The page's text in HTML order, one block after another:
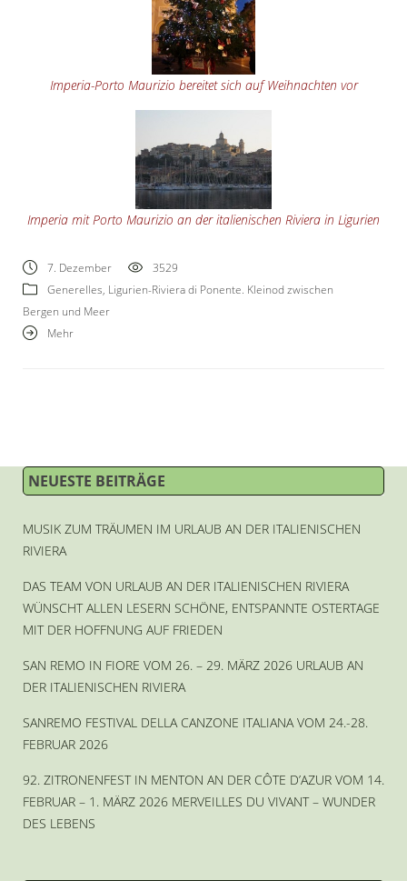
Imperia-Porto Maurizio bereitet sich auf Weihnachten vor
Imperia mit Porto Maurizio an der italienischen Riviera in Ligurien
7. Dezember
3529
Generelles, Ligurien-Riviera di Ponente. Kleinod zwischen
Bergen und Meer
Mehr
NEUESTE BEITRÄGE
MUSIK ZUM TRÄUMEN IM URLAUB AN DER ITALIENISCHEN
RIVIERA
DAS TEAM VON URLAUB AN DER ITALIENISCHEN RIVIERA
WÜNSCHT ALLEN LESERN SCHÖNE, ENTSPANNTE OSTERTAGE
MIT DER HOFFNUNG AUF FRIEDEN
SAN REMO IN FIORE VOM 26. – 29. MÄRZ 2026 URLAUB AN
DER ITALIENISCHEN RIVIERA
SANREMO FESTIVAL DELLA CANZONE ITALIANA VOM 24.-28.
FEBRUAR 2026
92. ZITRONENFEST IN MENTON AN DER CÔTE D’AZUR VOM 14.
FEBRUAR – 1. MÄRZ 2026 MERVEILLES DU VIVANT – WUNDER
DES LEBENS